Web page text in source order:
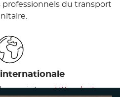
professionnels du transport
internationale
visit ourUK website